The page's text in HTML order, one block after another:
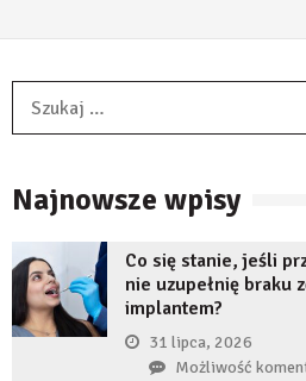
Najnowsze wpisy
Co się stanie, jeśli
nie uzupełnię braku
implantem?
31 lipca, 2026
Możliwość